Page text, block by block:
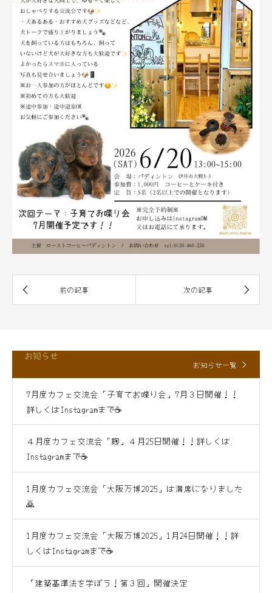
お知らせ
お知らせ一覧
7月度カフェ交流会「子育てお喋り会」7月３日開催！！
詳しくはInstagramまで☕
４月度カフェ交流会「麹」４月25日開催！！詳しくは
Instagramまで☕
1月度カフェ交流会「大阪万博2025」は満席になりました
🙇
1月度カフェ交流会「大阪万博2025」1月24日開催！！詳
しくはInstagramまで☕
「建築基準法を学ぼう！第３回」開催決定